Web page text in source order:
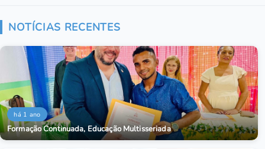
NOTÍCIAS RECENTES
há 1 ano
Formação Continuada, Educação Multisseriada